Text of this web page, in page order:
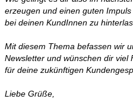
erzeugen und einen guten
bei deinen KundInnen zu
Mit diesem Thema befassen wir
Newsletter und wünschen dir viel
für deine zukünftigen
Liebe Grüße,